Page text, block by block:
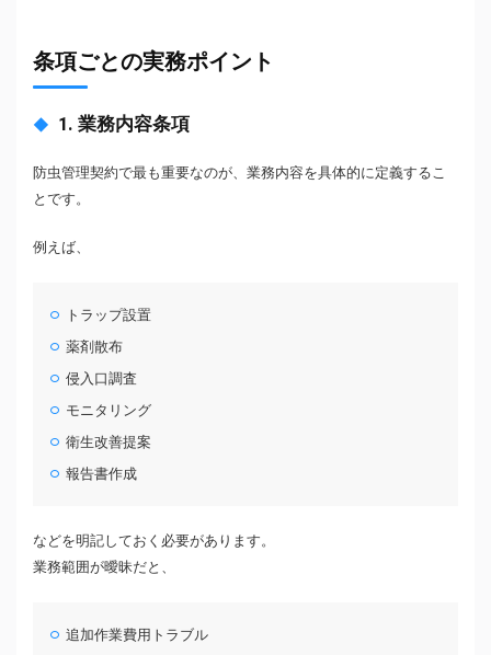
条項ごとの実務ポイント
1. 業務内容条項
防虫管理契約で最も重要なのが、業務内容を具体的に定義するこ
とです。
例えば、
トラップ設置
薬剤散布
侵入口調査
モニタリング
衛生改善提案
報告書作成
などを明記しておく必要があります。
業務範囲が曖昧だと、
追加作業費用トラブル